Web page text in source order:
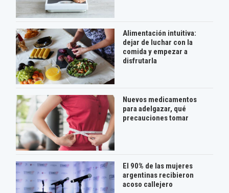
Alimentación intuitiva:
dejar de luchar con la
comida y empezar a
disfrutarla
Nuevos medicamentos
para adelgazar, qué
precauciones tomar
El 90% de las mujeres
argentinas recibieron
acoso callejero